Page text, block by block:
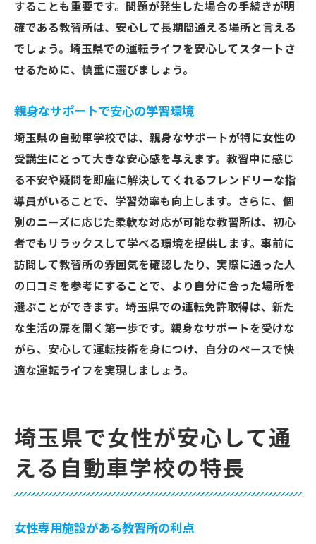
することも重要です。問題が発生した場合の手続きが明
確である教習所は、安心して長期間通える場所と言える
でしょう。埼玉県での運転ライフを安心してスタートさ
せるために、慎重に選びましょう。
親身なサポートで安心の学習環境
埼玉県の自動車学校では、親身なサポートが特に女性の
受講生にとって大きな安心感を与えます。教習中に感じ
る不安や疑問を即座に解決してくれるフレンドリーな指
導員がいることで、学習効率も向上します。さらに、個
別のニーズに応じた柔軟な対応が可能な教習所は、初心
者でもリラックスして学べる環境を提供します。事前に
訪問して教習所の雰囲気を確認したり、実際に通った人
の口コミを参考にすることで、より自分に合った場所を
選ぶことができます。埼玉県での運転免許取得は、新た
な生活の扉を開く第一歩です。親身なサポートを受けな
がら、安心して運転技術を身につけ、自分のペースで快
適な運転ライフを実現しましょう。
埼玉県で女性が安心して通
える自動車学校の特長
女性専用施設がある教習所の利点